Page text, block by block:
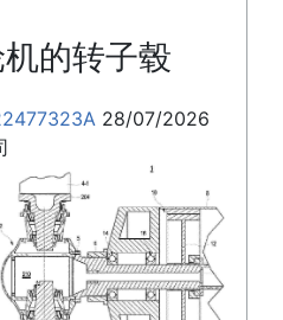
的转子毂
28/07/2026